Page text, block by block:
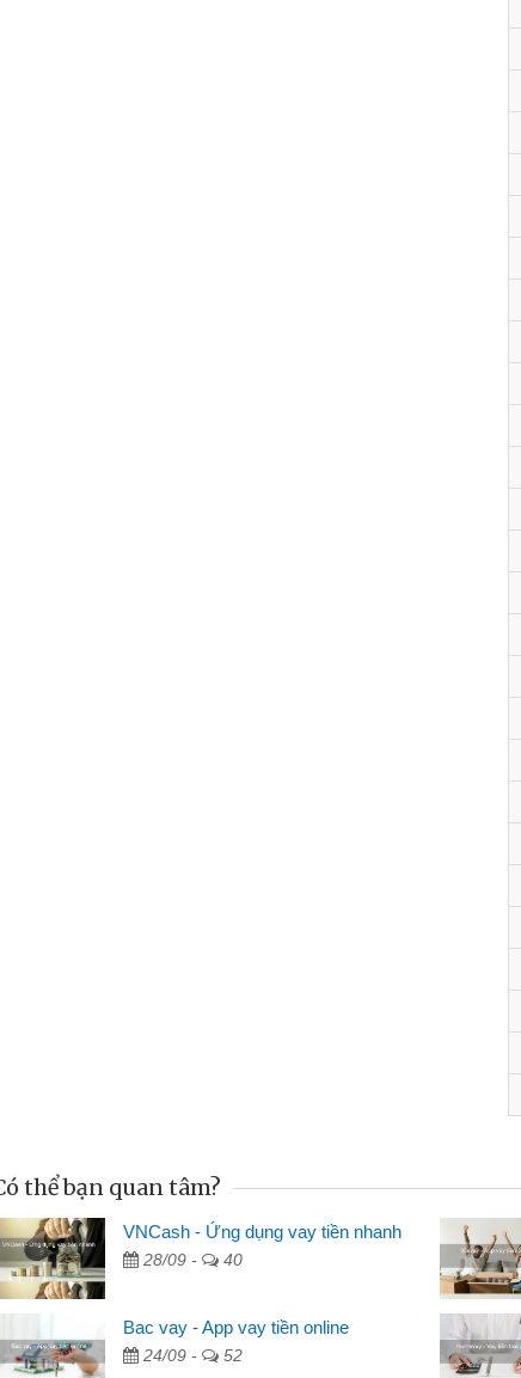
Mai Lan - Sinh viên
Tôi biết đến thông qua quảng cáo
sinh viên nên cần đóng tiền nhà, sinh
thấy thủ tục nhanh gọn nên tôi quyết
thể bạn quan tâm?
VNCash - Ứng dụng vay tiền nhanh
28/09 - 40
Bac vay - App vay tiền online
24/09 - 52